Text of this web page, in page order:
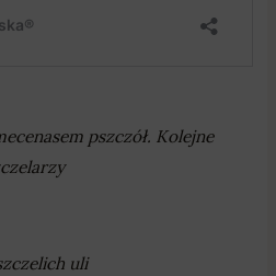
pszczół. Kolejne
uli